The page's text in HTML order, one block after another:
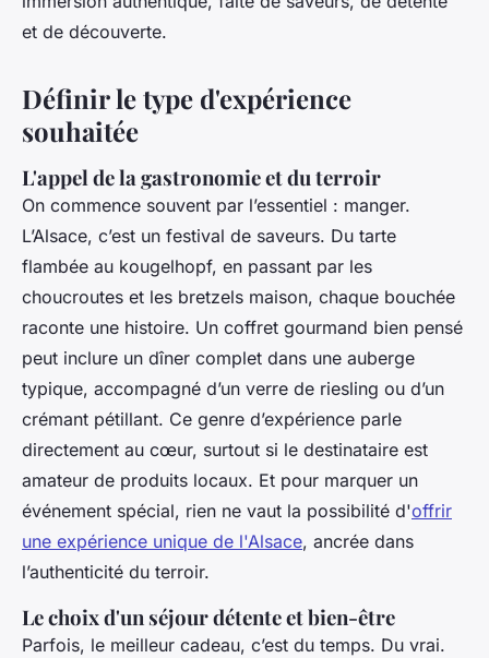
et de découverte.
Définir le type d'expérience
souhaitée
L'appel de la gastronomie et du terroir
On commence souvent par l’essentiel : manger.
L’Alsace, c’est un festival de saveurs. Du tarte
flambée au kougelhopf, en passant par les
choucroutes et les bretzels maison, chaque bouchée
raconte une histoire. Un coffret gourmand bien pensé
peut inclure un dîner complet dans une auberge
typique, accompagné d’un verre de riesling ou d’un
crémant pétillant. Ce genre d’expérience parle
directement au cœur, surtout si le destinataire est
amateur de produits locaux. Et pour marquer un
événement spécial, rien ne vaut la possibilité d'offrir
une expérience unique de l'Alsace, ancrée dans
l’authenticité du terroir.
Le choix d'un séjour détente et bien-être
Parfois, le meilleur cadeau, c’est du temps. Du vrai.